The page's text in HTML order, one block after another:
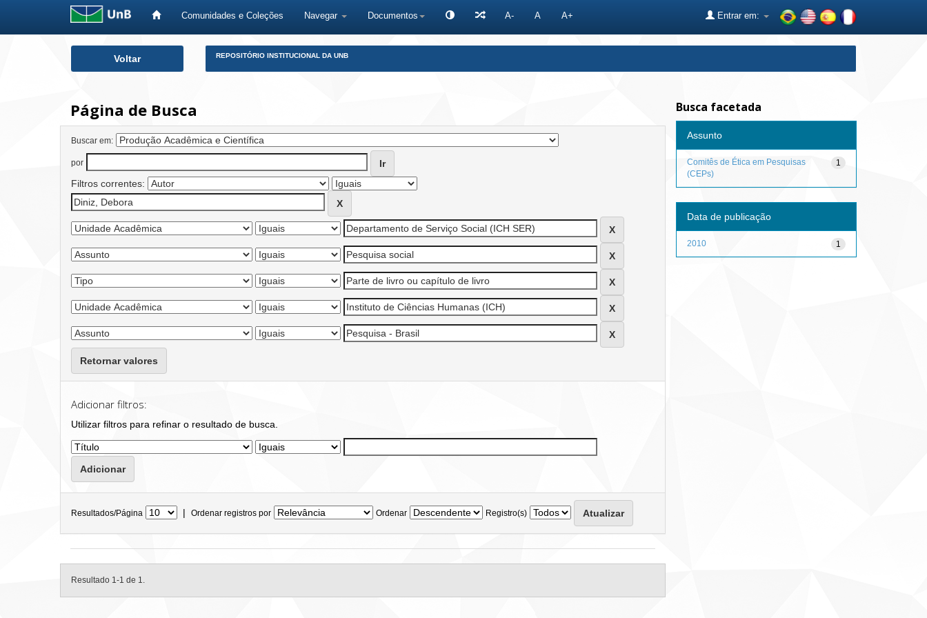
Comunidades e Coleções Navegar Documentos A- A A+ Entrar em:
Voltar REPOSITÓRIO INSTITUCIONAL DA UNB
Página de Busca
Buscar em:
por
Filtros correntes:
Retornar valores
Adicionar filtros:
Utilizar filtros para refinar o resultado de busca.
Resultados/Página | Ordenar registros por Ordenar Registro(s)
Resultado 1-1 de 1.
Busca facetada
Assunto
1
Comitês de Ética em Pesquisas
(CEPs)
Data de publicação
1
2010